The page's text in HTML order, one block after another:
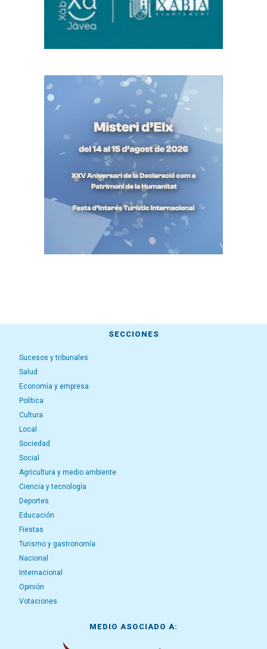
SECCIONES
Sucesos y tribunales
Salud
Economía y empresa
Política
Cultura
Local
Sociedad
Social
Agricultura y medio ambiente
Ciencia y tecnología
Deportes
Educación
Fiestas
Turismo y gastronomía
Nacional
Internacional
Opinión
Votaciones
MEDIO ASOCIADO A: